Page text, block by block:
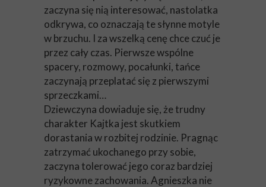
zaczyna się nią interesować, nastolatka
odkrywa, co oznaczają te słynne motyle
w brzuchu. I za wszelką cenę chce czuć je
przez cały czas. Pierwsze wspólne
spacery, rozmowy, pocałunki, tańce
zaczynają przeplatać się z pierwszymi
sprzeczkami…
Dziewczyna dowiaduje się, że trudny
charakter Kajtka jest skutkiem
dorastania w rozbitej rodzinie. Pragnąc
zatrzymać ukochanego przy sobie,
zaczyna tolerować jego coraz bardziej
ryzykowne zachowania. Agnieszka nie